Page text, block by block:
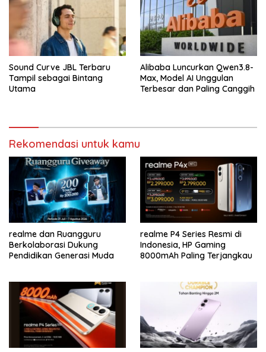
Sound Curve JBL Terbaru
Tampil sebagai Bintang
Utama
Alibaba Luncurkan Qwen3.8-
Max, Model AI Unggulan
Terbesar dan Paling Canggih
Rekomendasi untuk kamu
realme dan Ruangguru
Berkolaborasi Dukung
Pendidikan Generasi Muda
realme P4 Series Resmi di
Indonesia, HP Gaming
8000mAh Paling Terjangkau